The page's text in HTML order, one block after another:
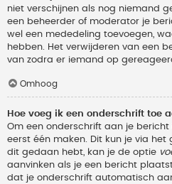
niet verschijnen als nog niemand
een beheerder of moderator je
wel een mededeling toevoegen,
hebben. Het verwijderen van een
van zodra er iemand op
Omhoog
Hoe voeg ik een onderschrift toe
Om een onderschrift aan je
eerst één maken. Dit kun je via het
dit gedaan hebt, kan je de optie
aanvinken als je een bericht
dat je onderschrift automatisch